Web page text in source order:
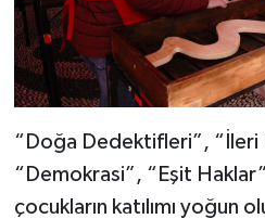
“Doğa Dedektifleri”, “İleri
“Demokrasi”, “Eşit
çocukların katılımı yoğun